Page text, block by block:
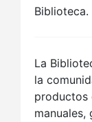
Biblioteca.
La
la
productos